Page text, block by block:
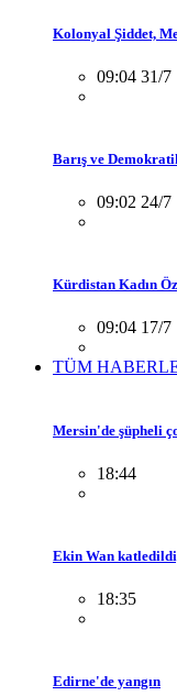
Kolonyal Şiddet,
09:04 31/7
Barış ve
09:02 24/7
Kürdistan Kadın
09:04 17/7
TÜM
Mersin'de şüpheli
18:44
Ekin Wan
18:35
Edirne'de yangın